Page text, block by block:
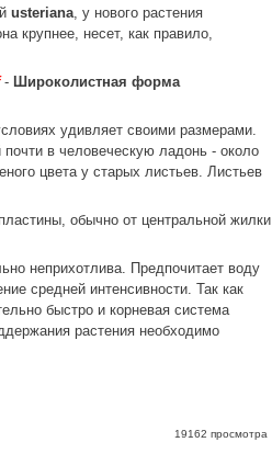
usteriana , у нового растения
крупнее, несет, как правило,
- Широколистная форма
удивляет своими размерами.
в человеческую ладонь - около
цвета у старых листьев. Листьев
обычно от центральной жилки
неприхотлива. Предпочитает воду
средней интенсивности. Так как
быстро и корневая система
растения необходимо
19162 просмотра